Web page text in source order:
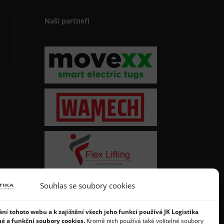
Souhlas se soubory cookies
tohoto webu a k zajištění všech jeho funkcí používá JK Logistika
a funkční soubory cookies. Kromě nich používá také volitelné soubory
Naši partneři